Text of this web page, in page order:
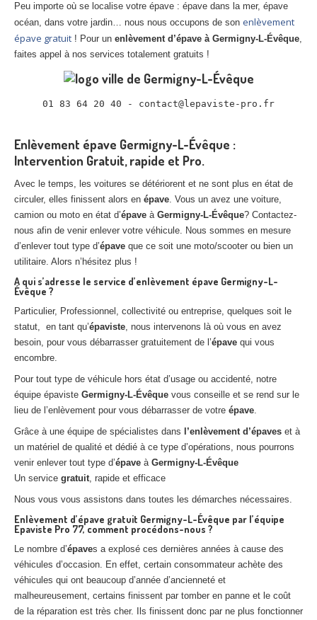
Centreagréé VHU 95 : casse auto avec destruction
DOCUMENTS À JOINDRE
RACHATVÉHICULES
01 83 64 20 40
Peu importe où se localise votre épave : épave dans la mer, épave
océan, dans votre jardin… nous nous occupons de son enlèvement
épave gratuit ! Pour un enlèvement d’épave à Germigny-L-Évêque,
faites appel à nos services totalement gratuits !
01 83 64 20 40 - contact@lepaviste-pro.fr
Enlèvement épave Germigny-L-Évêque :
Intervention Gratuit, rapide et Pro.
Avec le temps, les voitures se détériorent et ne sont plus en état de
circuler, elles finissent alors en épave. Vous un avez une voiture,
camion ou moto en état d’épave à Germigny-L-Évêque? Contactez-
nous afin de venir enlever votre véhicule. Nous sommes en mesure
d’enlever tout type d’épave que ce soit une moto/scooter ou bien un
utilitaire. Alors n’hésitez plus !
A qui s’adresse le service d’enlèvement épave Germigny-L-
Évêque ?
Particulier, Professionnel, collectivité ou entreprise, quelques soit le
statut, en tant qu’épaviste, nous intervenons là où vous en avez
besoin, pour vous débarrasser gratuitement de l’épave qui vous
encombre.
Pour tout type de véhicule hors état d’usage ou accidenté, notre
équipe épaviste Germigny-L-Évêque vous conseille et se rend sur le
lieu de l’enlèvement pour vous débarrasser de votre épave.
Grâce à une équipe de spécialistes dans
l’enlèvement d’épaves et à
un matériel de qualité et dédié à ce type d’opérations, nous pourrons
venir enlever tout type d’épave à Germigny-L-Évêque
Un service gratuit, rapide et efficace
Nous vous vous assistons dans toutes les démarches nécessaires.
Enlèvement d’épave gratuit Germigny-L-Évêque par l’équipe
Epaviste Pro 77, comment procédons-nous ?
Le nombre d’épaves a explosé ces dernières années à cause des
véhicules d’occasion. En effet, certain consommateur achète des
véhicules qui ont beaucoup d’année d’ancienneté et
malheureusement, certains finissent par tomber en panne et le coût
de la réparation est très cher. Ils finissent donc par ne plus fonctionner